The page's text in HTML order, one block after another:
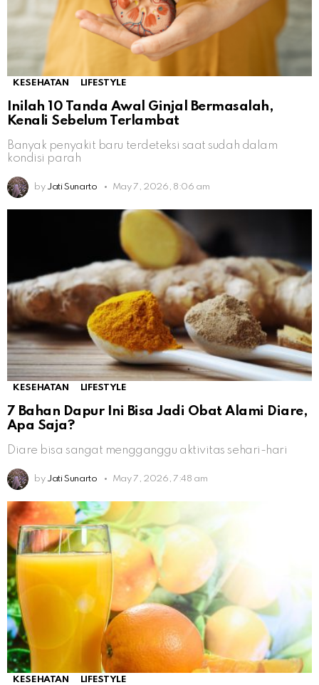
KESEHATAN LIFESTYLE
Inilah 10 Tanda Awal Ginjal Bermasalah,
Kenali Sebelum Terlambat
Banyak penyakit baru terdeteksi saat sudah dalam
kondisi parah
by Jati Sunarto May 7, 2026, 8:06 am
KESEHATAN LIFESTYLE
7 Bahan Dapur Ini Bisa Jadi Obat Alami Diare,
Apa Saja?
Diare bisa sangat mengganggu aktivitas sehari-hari
by Jati Sunarto May 7, 2026, 7:48 am
KESEHATAN LIFESTYLE